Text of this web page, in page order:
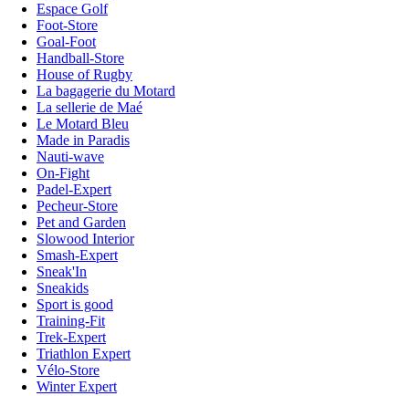
Espace Golf
Foot-Store
Goal-Foot
Handball-Store
House of Rugby
La bagagerie du Motard
La sellerie de Maé
Le Motard Bleu
Made in Paradis
Nauti-wave
On-Fight
Padel-Expert
Pecheur-Store
Pet and Garden
Slowood Interior
Smash-Expert
Sneak'In
Sneakids
Sport is good
Training-Fit
Trek-Expert
Triathlon Expert
Vélo-Store
Winter Expert